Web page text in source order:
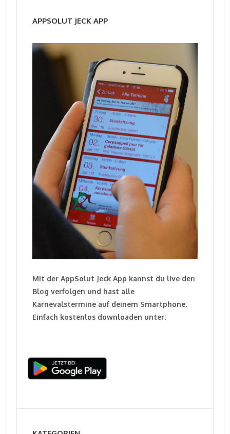
APPSOLUT JECK APP
Mit der AppSolut Jeck App kannst du live den
Blog verfolgen und hast alle
Karnevalstermine auf deinem Smartphone.
Einfach kostenlos downloaden unter: